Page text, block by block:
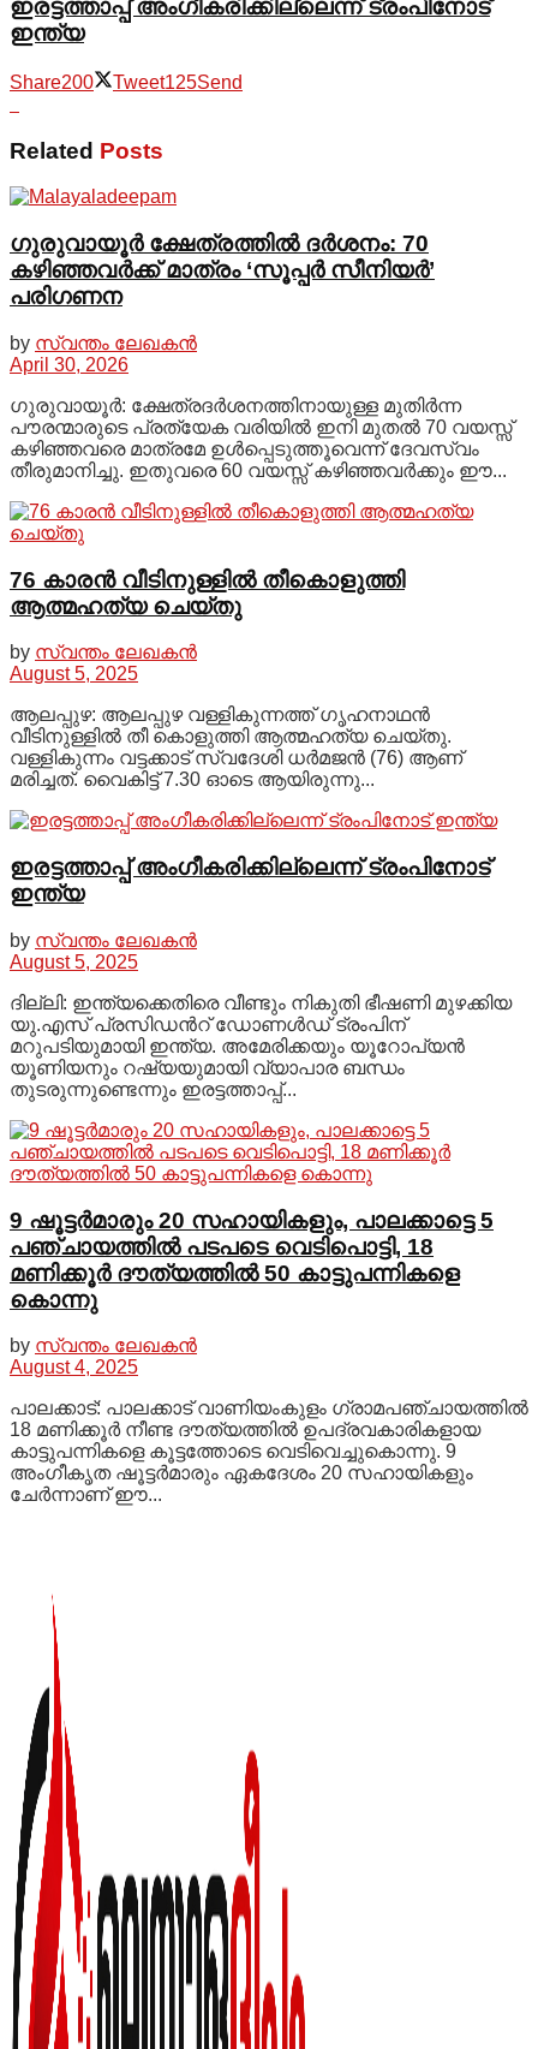
ഇരട്ടത്താപ്പ് അംഗീകരിക്കില്ലെന്ന് ട്രംപിനോട്
ഇന്ത്യ
Share200 Tweet125Send
Related Posts
ഗുരുവായൂർ ക്ഷേത്രത്തിൽ ദർശനം: 70
കഴിഞ്ഞവർക്ക് മാത്രം ‘സൂപ്പർ സീനിയർ’
പരിഗണന
by സ്വന്തം ലേഖകൻ
April 30, 2026
ഗുരുവായൂർ: ക്ഷേത്രദർശനത്തിനായുള്ള മുതിർന്ന
പൗരന്മാരുടെ പ്രത്യേക വരിയിൽ ഇനി മുതൽ 70 വയസ്സ്
കഴിഞ്ഞവരെ മാത്രമേ ഉൾപ്പെടുത്തൂവെന്ന് ദേവസ്വം
തീരുമാനിച്ചു. ഇതുവരെ 60 വയസ്സ് കഴിഞ്ഞവർക്കും ഈ...
76 കാരന്‍ വീടിനുള്ളില്‍ തീകൊളുത്തി
ആത്മഹത്യ ചെയ്തു
by സ്വന്തം ലേഖകൻ
August 5, 2025
ആലപ്പുഴ: ആലപ്പുഴ വള്ളികുന്നത്ത് ഗൃഹനാഥൻ
വീടിനുള്ളിൽ തീ കൊളുത്തി ആത്മഹത്യ ചെയ്തു.
വള്ളികുന്നം വട്ടക്കാട് സ്വദേശി ധർമജൻ (76) ആണ്
മരിച്ചത്. വൈകിട്ട് 7.30 ഓടെ ആയിരുന്നു...
ഇരട്ടത്താപ്പ് അംഗീകരിക്കില്ലെന്ന് ട്രംപിനോട്
ഇന്ത്യ
by സ്വന്തം ലേഖകൻ
August 5, 2025
ദില്ലി: ഇന്ത്യക്കെതിരെ വീണ്ടും നികുതി ഭീഷണി മുഴക്കിയ
യു.എസ് പ്രസിഡന്‍റ് ഡോണൾഡ് ട്രംപിന്
മറുപടിയുമായി ഇന്ത്യ. അമേരിക്കയും യൂറോപ്യൻ
യൂണിയനും റഷ്യയുമായി വ്യാപാര ബന്ധം
തുടരുന്നുണ്ടെന്നും ഇരട്ടത്താപ്പ്...
9 ഷൂട്ടർമാരും 20 സഹായികളും, പാലക്കാട്ടെ 5
പഞ്ചായത്തിൽ പടപടെ വെടിപൊട്ടി, 18
മണിക്കൂർ ദൗത്യത്തിൽ 50 കാട്ടുപന്നികളെ
കൊന്നു
by സ്വന്തം ലേഖകൻ
August 4, 2025
പാലക്കാട്: പാലക്കാട് വാണിയംകുളം ഗ്രാമപഞ്ചായത്തിൽ
18 മണിക്കൂർ നീണ്ട ദൗത്യത്തിൽ ഉപദ്രവകാരികളായ
കാട്ടുപന്നികളെ കൂട്ടത്തോടെ വെടിവെച്ചുകൊന്നു. 9
അംഗീകൃത ഷൂട്ടർമാരും ഏകദേശം 20 സഹായികളും
ചേർന്നാണ് ഈ...